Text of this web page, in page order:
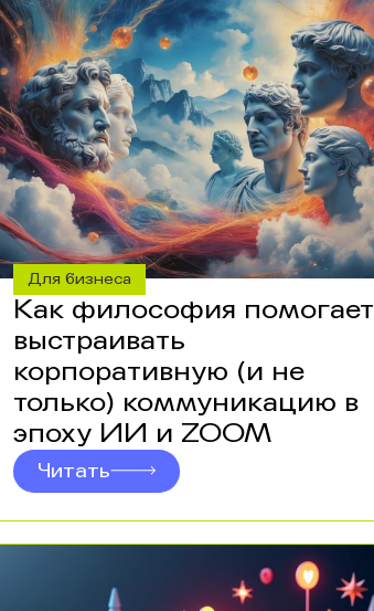
Для бизнеса
Как философия помогает
выстраивать
корпоративную (и не
только) коммуникацию в
эпоху ИИ и ZOOM
Читать